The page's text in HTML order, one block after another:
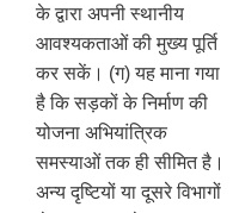
के द्वारा अपनी स्थानीय
आवश्यकताओं की मुख्य पूर्ति
कर सकें। (ग) यह माना गया
है कि सड़कों के निर्माण की
योजना अभियांत्रिक
समस्याओं तक ही सीमित है।
अन्य दृष्टियों या दूसरे विभागों